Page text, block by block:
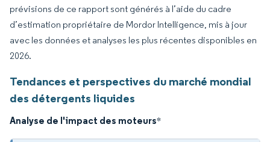
prévisions de ce rapport sont générés à l’aide du cadre
d’estimation propriétaire de Mordor Intelligence, mis à jour
avec les données et analyses les plus récentes disponibles en
2026.
Tendances et perspectives du marché mondial
des détergents liquides
Analyse de l'impact des moteurs*